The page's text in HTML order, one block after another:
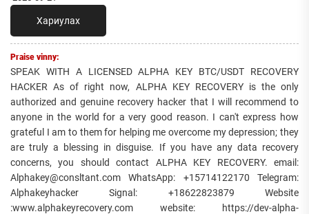
Хариулах
Praise vinny:
SPEAK WITH A LICENSED ALPHA KEY BTC/USDT RECOVERY
HACKER As of right now, ALPHA KEY RECOVERY is the only
authorized and genuine recovery hacker that I will recommend to
anyone in the world for a very good reason. I can't express how
grateful I am to them for helping me overcome my depression; they
are truly a blessing in disguise. If you have any data recovery
concerns, you should contact ALPHA KEY RECOVERY. email:
Alphakey@consltant.com WhatsApp: +15714122170 Telegram:
Alphakeyhacker Signal: +18622823879 Website
:www.alphakeyrecovery.com website: https://dev-alpha-